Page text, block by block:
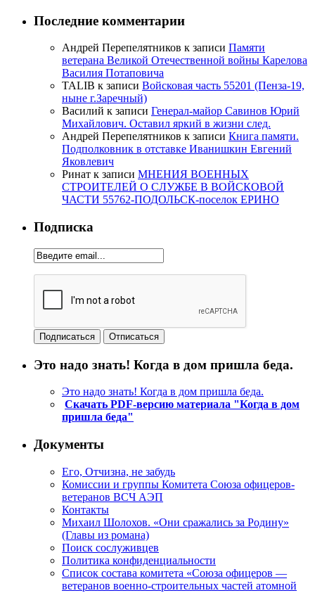
Последние комментарии
Андрей Перепелятников к записи Памяти
ветерана Великой Отечественной войны Карелова
Василия Потаповича
TALIB к записи Войсковая часть 55201 (Пенза-19,
ныне г.Заречный)
Василий к записи Генерал-майор Савинов Юрий
Михайлович. Оставил яркий в жизни след.
Андрей Перепелятников к записи Книга памяти.
Подполковник в отставке Иванишкин Евгений
Яковлевич
Ринат к записи МНЕНИЯ ВОЕННЫХ
СТРОИТЕЛЕЙ О СЛУЖБЕ В ВОЙСКОВОЙ
ЧАСТИ 55762-ПОДОЛЬСК-поселок ЕРИНО
Подписка
Это надо знать! Когда в дом пришла беда.
Это надо знать! Когда в дом пришла беда.
Скачать PDF-версию материала "Когда в дом
пришла беда"
Документы
Его, Отчизна, не забудь
Комиссии и группы Комитета Союза офицеров-
ветеранов ВСЧ АЭП
Контакты
Михаил Шолохов. «Они сражались за Родину»
(Главы из романа)
Поиск сослуживцев
Политика конфиденциальности
Список состава комитета «Союза офицеров —
ветеранов военно-строительных частей атомной